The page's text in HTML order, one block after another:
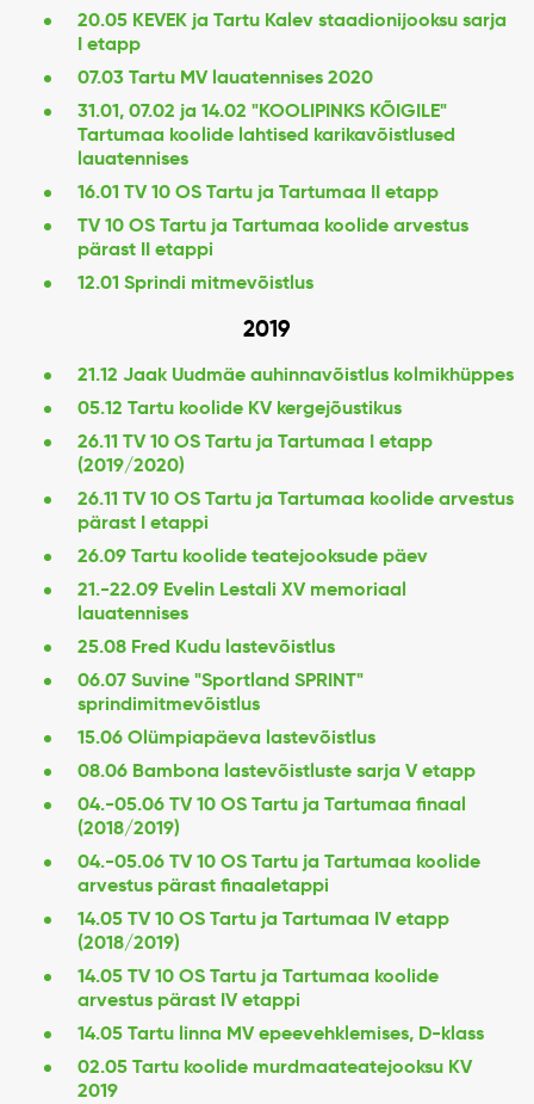
20.05 KEVEK ja Tartu Kalev staadionijooksu sarja
I etapp
07.03 Tartu MV lauatennises 2020
31.01, 07.02 ja 14.02 "KOOLIPINKS KÕIGILE"
Tartumaa koolide lahtised karikavõistlused
lauatennises
16.01 TV 10 OS Tartu ja Tartumaa II etapp
TV 10 OS Tartu ja Tartumaa koolide arvestus
pärast II etappi
12.01 Sprindi mitmevõistlus
2019
21.12 Jaak Uudmäe auhinnavõistlus kolmikhüppes
05.12 Tartu koolide KV kergejõustikus
26.11 TV 10 OS Tartu ja Tartumaa I etapp
(2019/2020)
26.11 TV 10 OS Tartu ja Tartumaa koolide arvestus
pärast I etappi
26.09 Tartu koolide teatejooksude päev
21.-22.09 Evelin Lestali XV memoriaal
lauatennises
25.08 Fred Kudu lastevõistlus
06.07 Suvine "Sportland SPRINT"
sprindimitmevõistlus
15.06 Olümpiapäeva lastevõistlus
08.06 Bambona lastevõistluste sarja V etapp
04.-05.06 TV 10 OS Tartu ja Tartumaa finaal
(2018/2019)
04.-05.06 TV 10 OS Tartu ja Tartumaa koolide
arvestus pärast finaaletappi
14.05 TV 10 OS Tartu ja Tartumaa IV etapp
(2018/2019)
14.05 TV 10 OS Tartu ja Tartumaa koolide
arvestus pärast IV etappi
14.05 Tartu linna MV epeevehklemises, D-klass
02.05 Tartu koolide murdmaateatejooksu KV
2019